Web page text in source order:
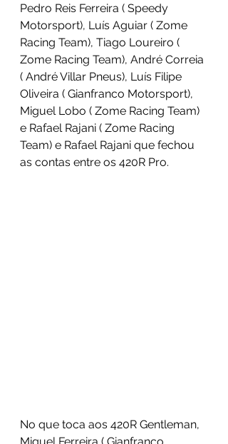
Pedro Reis Ferreira ( Speedy
Motorsport), Luís Aguiar ( Zome
Racing Team), Tiago Loureiro (
Zome Racing Team), André Correia
( André Villar Pneus), Luís Filipe
Oliveira ( Gianfranco Motorsport),
Miguel Lobo ( Zome Racing Team)
e Rafael Rajani ( Zome Racing
Team) e Rafael Rajani que fechou
as contas entre os 420R Pro.
No que toca aos 420R Gentleman,